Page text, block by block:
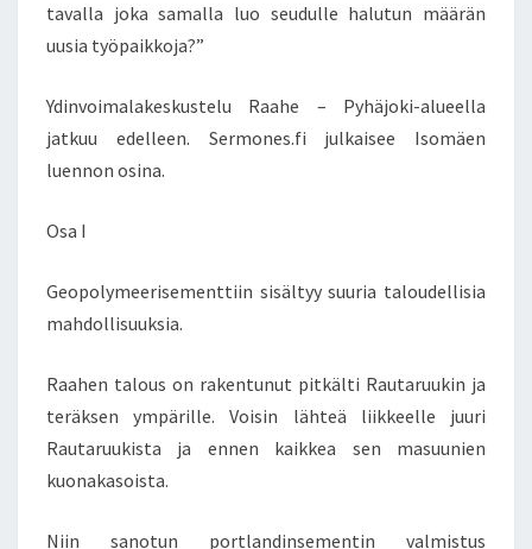
I
A
L
L
A
M
A
tavalla joka samalla luo seudulle halutun määrän
uusia työpaikkoja?”
Ydinvoimalakeskustelu Raahe – Pyhäjoki-alueella
jatkuu edelleen. Sermones.fi julkaisee Isomäen
luennon osina.
Osa I
Geopolymeerisementtiin sisältyy suuria taloudellisia
mahdollisuuksia.
Raahen talous on rakentunut pitkälti Rautaruukin ja
teräksen ympärille. Voisin lähteä liikkeelle juuri
Rautaruukista ja ennen kaikkea sen masuunien
kuonakasoista.
Niin sanotun portlandinsementin valmistus